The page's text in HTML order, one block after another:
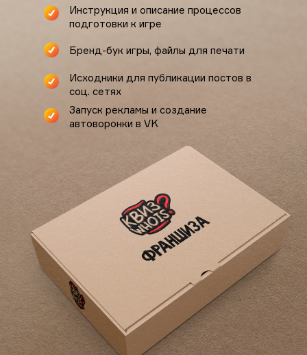
Инструкция и описание процессов
подготовки к игре
Бренд-бук игры, файлы для печати
Исходники для публикации постов в
соц. сетях
Запуск рекламы и создание
автоворонки в VK